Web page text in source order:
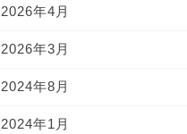
2026年4月
2026年3月
2024年8月
2024年1月